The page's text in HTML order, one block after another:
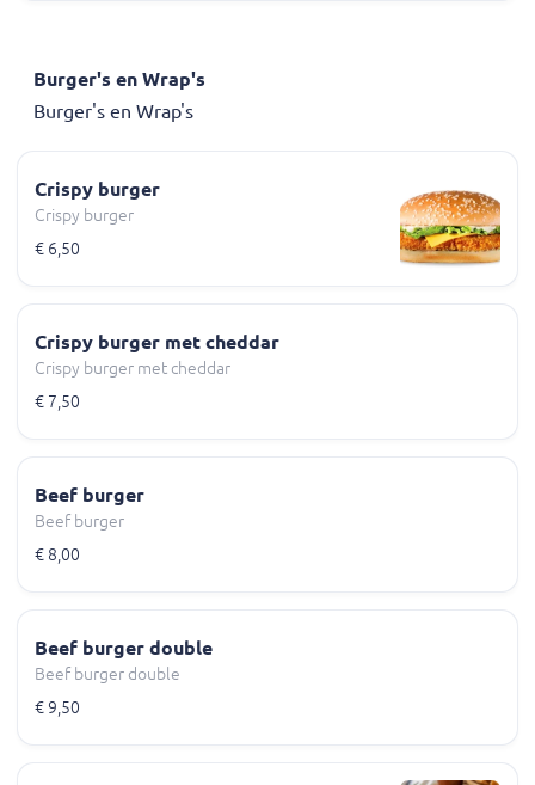
Burger's en Wrap's
Burger's en Wrap's
Crispy burger
Crispy burger
€ 6,50
Crispy burger met cheddar
Crispy burger met cheddar
€ 7,50
Beef burger
Beef burger
€ 8,00
Beef burger double
Beef burger double
€ 9,50